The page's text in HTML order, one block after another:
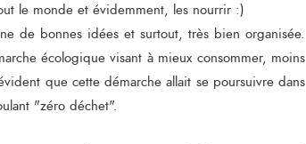
le monde et évidemment, les nourrir :)
de bonnes idées et surtout, très bien organisée.
écologique visant à mieux consommer, moins
que cette démarche allait se poursuivre dans
"zéro déchet".